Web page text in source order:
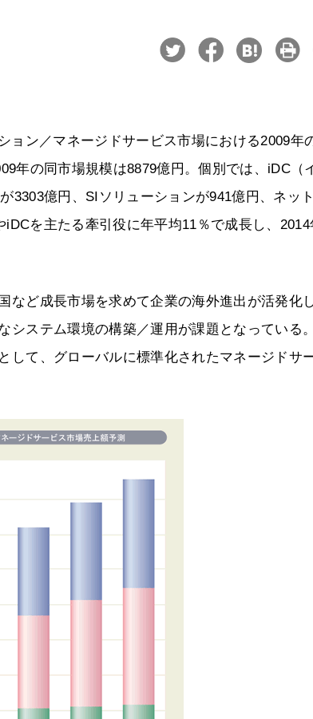
ョン／マネージドサービス市場における2009年
年の同市場規模は8879億円。個別では、iDC（
3303億円、SIソリューションが941億円、ネット
を主たる牽引役に年平均11％で成長し、2014
など成長市場を求めて企業の海外進出が活発化
システム環境の構築／運用が課題となっている
して、グローバルに標準化されたマネージドサ